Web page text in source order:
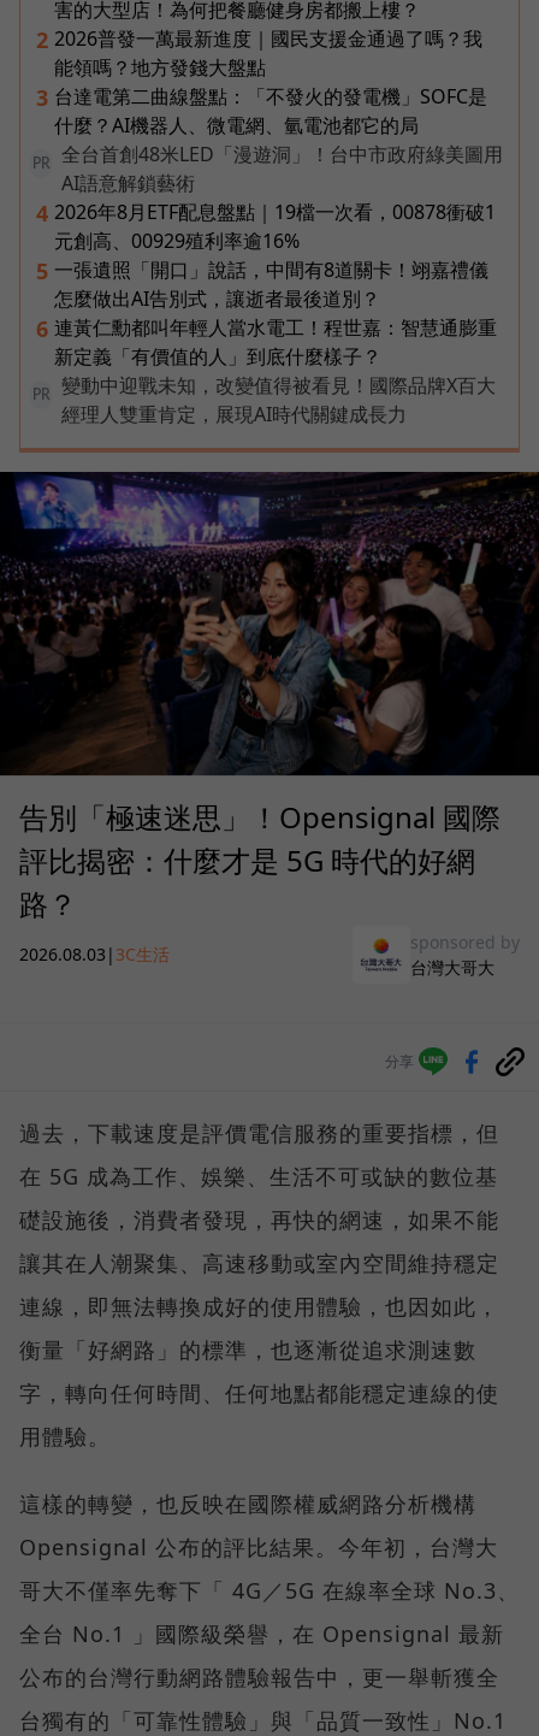
害的大型店！為何把餐廳健身房都搬上樓？
2 2026普發一萬最新進度｜國民支援金通過了嗎？我
能領嗎？地方發錢大盤點
3 台達電第二曲線盤點：「不發火的發電機」SOFC是
什麼？AI機器人、微電網、氫電池都它的局
PR
全台首創48米LED「漫遊洞」！台中市政府綠美圖用
AI語意解鎖藝術
4 2026年8月ETF配息盤點｜19檔一次看，00878衝破1
元創高、00929殖利率逾16%
5 一張遺照「開口」說話，中間有8道關卡！翊嘉禮儀
怎麼做出AI告別式，讓逝者最後道別？
6 連黃仁勳都叫年輕人當水電工！程世嘉：智慧通膨重
新定義「有價值的人」到底什麼樣子？
PR
變動中迎戰未知，改變值得被看見！國際品牌X百大
經理人雙重肯定，展現AI時代關鍵成長力
告別「極速迷思」！Opensignal 國際
評比揭密：什麼才是 5G 時代的好網
路？
2026.08.03 | 3C生活
sponsored by
台灣大哥大
分享
過去，下載速度是評價電信服務的重要指標，但
在 5G 成為工作、娛樂、生活不可或缺的數位基
礎設施後，消費者發現，再快的網速，如果不能
讓其在人潮聚集、高速移動或室內空間維持穩定
連線，即無法轉換成好的使用體驗，也因如此，
衡量「好網路」的標準，也逐漸從追求測速數
字，轉向任何時間、任何地點都能穩定連線的使
用體驗。
這樣的轉變，也反映在國際權威網路分析機構
Opensignal 公布的評比結果。今年初，台灣大
哥大不僅率先奪下「 4G／5G 在線率全球 No.3、
全台 No.1 」國際級榮譽，在 Opensignal 最新
公布的台灣行動網路體驗報告中，更一舉斬獲全
台獨有的「可靠性體驗」與「品質一致性」No.1